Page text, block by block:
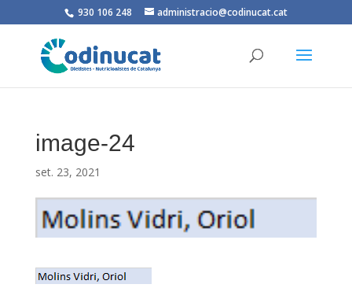
930 106 248 administracio@codinucat.cat
image-24
set. 23, 2021